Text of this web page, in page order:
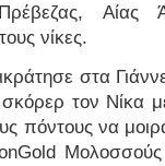
Αίας
νίκες.
στα
τον Νίκα
πόντους να
Μολοσσούς